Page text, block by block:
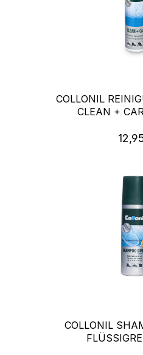
COLLONIL
CLEAN +
COLLONIL